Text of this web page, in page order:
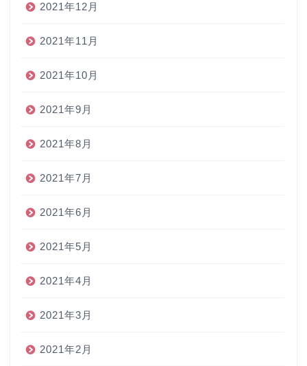
2021年12月
2021年11月
2021年10月
2021年9月
2021年8月
2021年7月
2021年6月
2021年5月
2021年4月
2021年3月
2021年2月